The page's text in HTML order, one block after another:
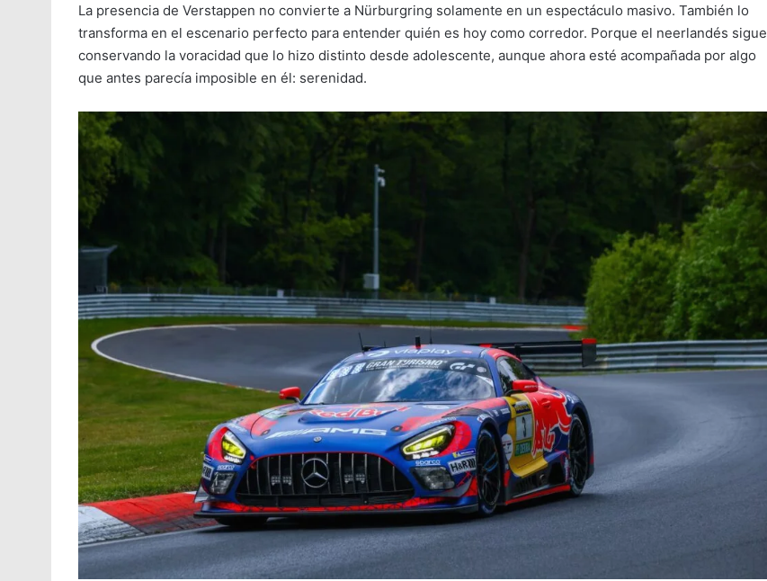
La presencia de Verstappen no convierte a Nürburgring solamente en un espectáculo masivo. También lo
transforma en el escenario perfecto para entender quién es hoy como corredor. Porque el neerlandés sigue
conservando la voracidad que lo hizo distinto desde adolescente, aunque ahora esté acompañada por algo
que antes parecía imposible en él: serenidad.